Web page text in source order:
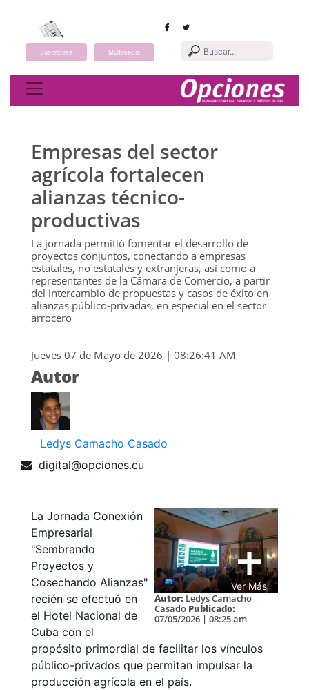
Suscribirse Multimedia
Toggle navigation
Empresas del sector
agrícola fortalecen
alianzas técnico-
productivas
La jornada permitió fomentar el desarrollo de
proyectos conjuntos, conectando a empresas
estatales, no estatales y extranjeras, así como a
representantes de la Cámara de Comercio, a partir
del intercambio de propuestas y casos de éxito en
alianzas público-privadas, en especial en el sector
arrocero
Jueves 07 de Mayo de 2026 | 08:26:41 AM
Autor
Ledys Camacho Casado
digital@opciones.cu
Ver Más
Autor: Ledys Camacho
Casado Publicado:
07/05/2026 | 08:25 am
La Jornada Conexión
Empresarial
"Sembrando
Proyectos y
Cosechando Alianzas"
recién se efectuó en
el Hotel Nacional de
Cuba con el
propósito primordial de facilitar los vínculos
público-privados que permitan impulsar la
producción agrícola en el país.